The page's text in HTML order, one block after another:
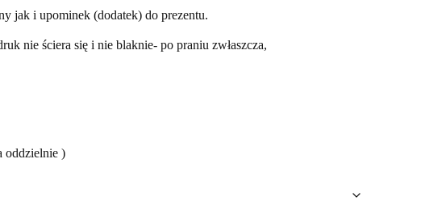
jak i upominek (dodatek) do prezentu.
nie ściera się i nie blaknie- po praniu zwłaszcza,
oddzielnie )